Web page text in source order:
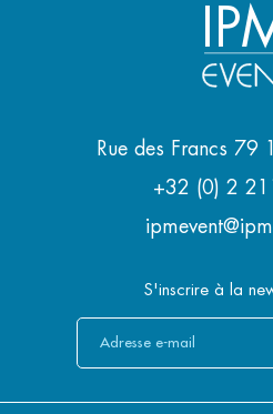
Rue des Francs 79
+32 (0) 2
S'inscrire à la